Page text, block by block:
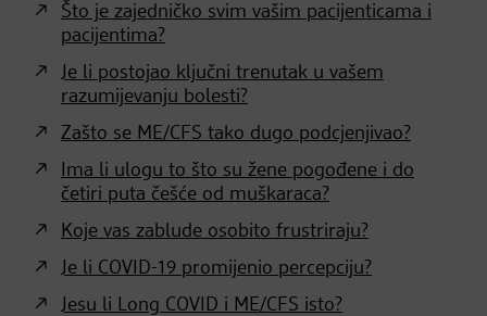
Što je zajedničko svim vašim pacijenticama i
pacijentima?
Je li postojao ključni trenutak u vašem
razumijevanju bolesti?
Zašto se ME/CFS tako dugo podcjenjivao?
Ima li ulogu to što su žene pogođene i do
četiri puta češće od muškaraca?
Koje vas zablude osobito frustriraju?
Je li COVID-19 promijenio percepciju?
Jesu li Long COVID i ME/CFS isto?